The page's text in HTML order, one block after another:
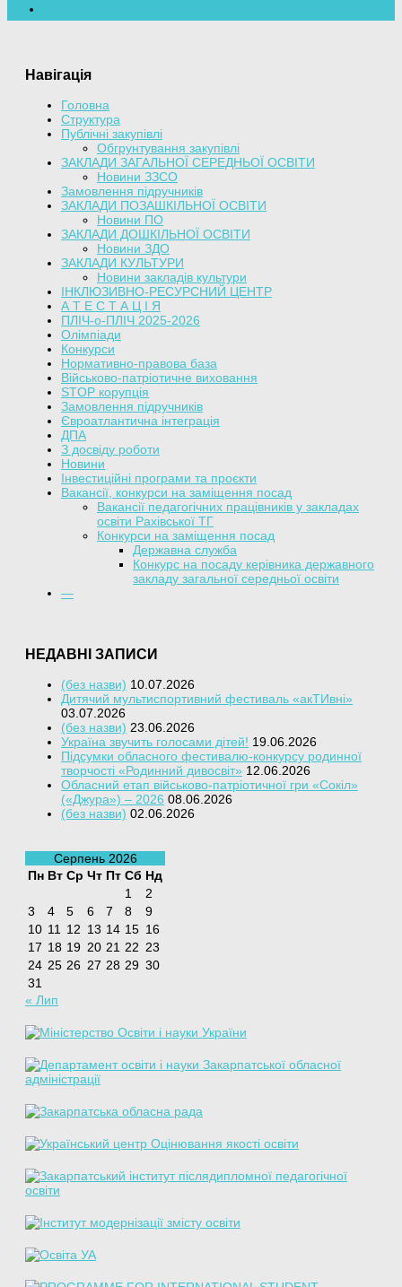
Навігація
Головна
Структура
Публічні закупівлі
Обгрунтування закупівлі
ЗАКЛАДИ ЗАГАЛЬНОЇ СЕРЕДНЬОЇ ОСВІТИ
Новини ЗЗСО
Замовлення підручників
ЗАКЛАДИ ПОЗАШКІЛЬНОЇ ОСВІТИ
Новини ПО
ЗАКЛАДИ ДОШКІЛЬНОЇ ОСВІТИ
Новини ЗДО
ЗАКЛАДИ КУЛЬТУРИ
Новини закладів культури
ІНКЛЮЗИВНО-РЕСУРСНИЙ ЦЕНТР
А Т Е С Т А Ц І Я
ПЛІЧ-о-ПЛІЧ 2025-2026
Олімпіади
Конкурси
Нормативно-правова база
Військово-патріотичне виховання
STOP корупція
Замовлення підручників
Євроатлантична інтеграція
ДПА
З досвіду роботи
Новини
Інвестиційні програми та проєкти
Вакансії, конкурси на заміщення посад
Вакансії педагогічних працівників у закладах
освіти Рахівської ТГ
Конкурси на заміщення посад
Державна служба
Конкурс на посаду керівника державного
закладу загальної середньої освіти
—
НЕДАВНІ ЗАПИСИ
(без назви) 10.07.2026
Дитячий мультиспортивний фестиваль «акТИвні»
03.07.2026
(без назви) 23.06.2026
Україна звучить голосами дітей! 19.06.2026
Підсумки обласного фестивалю-конкурсу родинної
творчості «Родинний дивосвіт» 12.06.2026
Обласний етап військово-патріотичної гри «Сокіл»
(«Джура») – 2026 08.06.2026
(без назви) 02.06.2026
Серпень 2026
Пн Вт Ср Чт Пт Сб Нд
1
2
3
4 5 6 7 8
9
10 11 12 13 14 15 16
17 18 19 20 21 22 23
24 25 26 27 28 29 30
31
« Лип